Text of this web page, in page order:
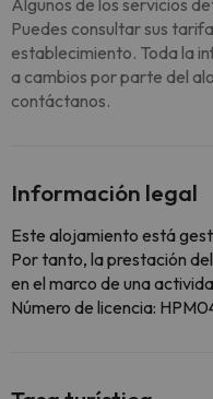
Algunos de los servicios
Puedes consultar sus
establecimiento. Toda la
a cambios por parte del
contáctanos.
Información legal
Este alojamiento está
Por tanto, la prestación
en el marco de una
Número de licencia: